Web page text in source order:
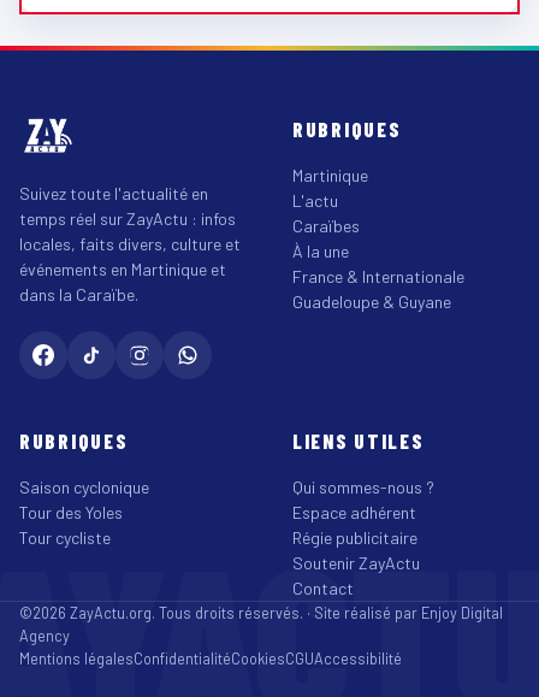
Suivez toute l'actualité en
temps réel sur ZayActu : infos
locales, faits divers, culture et
événements en Martinique et
dans la Caraïbe.
RUBRIQUES
Martinique
L'actu
Caraïbes
À la une
France & Internationale
Guadeloupe & Guyane
RUBRIQUES
Saison cyclonique
Tour des Yoles
Tour cycliste
LIENS UTILES
Qui sommes-nous ?
Espace adhérent
Régie publicitaire
Soutenir ZayActu
Contact
©2026 ZayActu.org. Tous droits réservés. · Site réalisé par Enjoy Digital
Agency
Mentions légalesConfidentialitéCookiesCGUAccessibilité